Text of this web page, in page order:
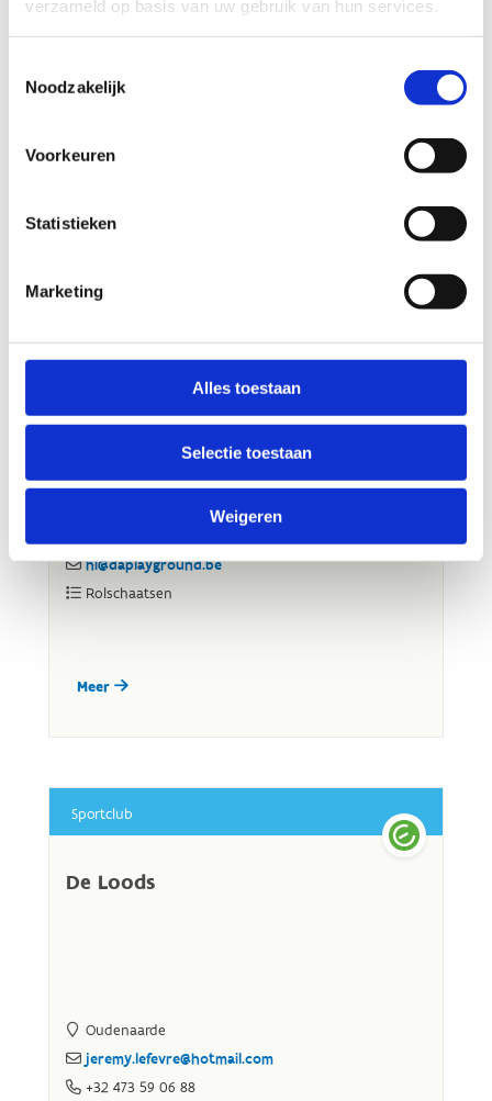
verzameld op basis van uw gebruik van hun services.
Noodzakelijk
Voorkeuren
Statistieken
Marketing
Alles toestaan
Selectie toestaan
Weigeren